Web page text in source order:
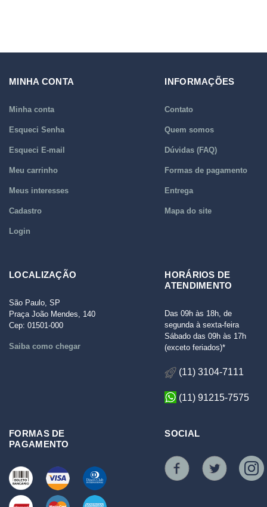
MINHA CONTA
Minha conta
Esqueci Senha
Esqueci E-mail
Meu carrinho
Meus interesses
Cadastro
Login
INFORMAÇÕES
Contato
Quem somos
Dúvidas (FAQ)
Formas de pagamento
Entrega
Mapa do site
LOCALIZAÇÃO
São Paulo, SP
Praça João Mendes, 140
Cep: 01501-000
Saiba como chegar
HORÁRIOS DE
ATENDIMENTO
Das 09h às 18h, de
segunda à sexta-feira
Sábado das 09h às 17h
(exceto feriados)*
(11) 3104-7111
(11) 91215-7575
FORMAS DE
PAGAMENTO
SOCIAL